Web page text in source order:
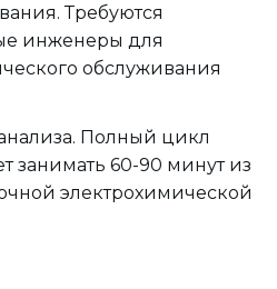
Требуются
инженеры для
обслуживания
Полный цикл
занимать 60-90 минут из
электрохимической